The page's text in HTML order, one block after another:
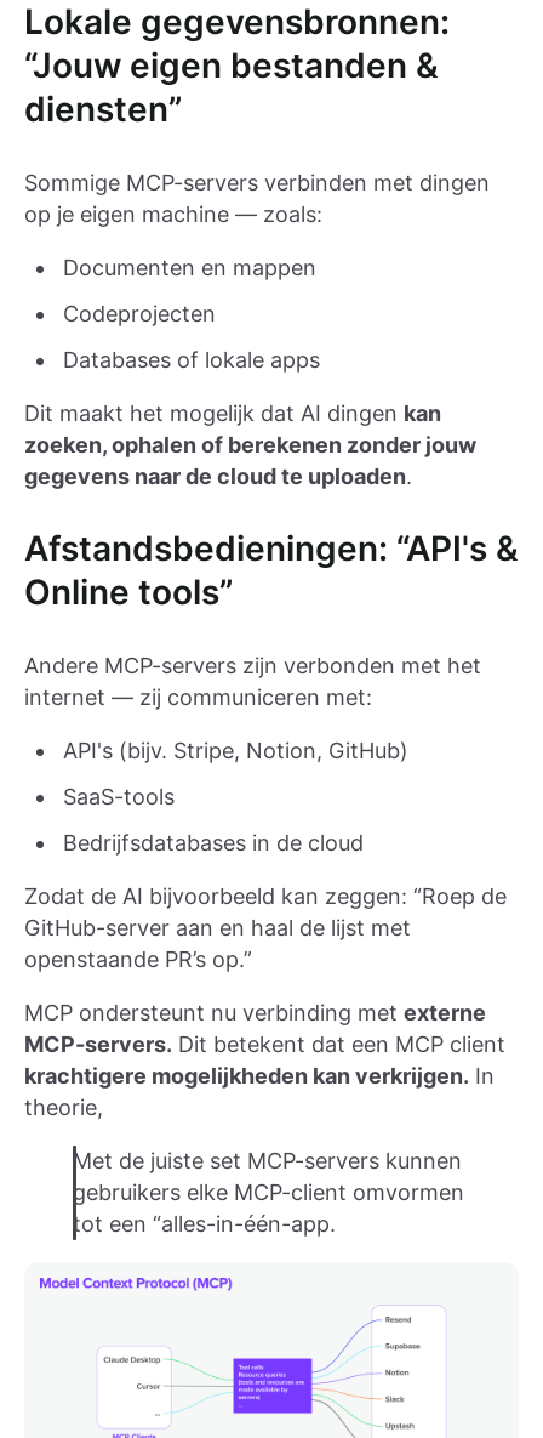
Lokale gegevensbronnen:
“Jouw eigen bestanden &
diensten”
Sommige MCP-servers verbinden met dingen
op je eigen machine — zoals:
Documenten en mappen
Codeprojecten
Databases of lokale apps
Dit maakt het mogelijk dat AI dingen kan
zoeken, ophalen of berekenen zonder jouw
gegevens naar de cloud te uploaden.
Afstandsbedieningen: “API's &
Online tools”
Andere MCP-servers zijn verbonden met het
internet — zij communiceren met:
API's (bijv. Stripe, Notion, GitHub)
SaaS-tools
Bedrijfsdatabases in de cloud
Zodat de AI bijvoorbeeld kan zeggen: “Roep de
GitHub-server aan en haal de lijst met
openstaande PR’s op.”
MCP ondersteunt nu verbinding met externe
MCP-servers. Dit betekent dat een MCP client
krachtigere mogelijkheden kan verkrijgen. In
theorie,
Met de juiste set MCP-servers kunnen
gebruikers elke MCP-client omvormen
tot een “alles-in-één-app.